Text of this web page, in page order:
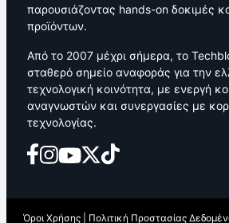
παρουσιάζοντας hands-on δοκιμές
προϊόντων.
Από το 2007 μέχρι σήμερα, το
σταθερό σημείο αναφοράς για την
τεχνολογική κοινότητα, με ενεργή
αναγνωστών και συνεργασίες με
τεχνολογίας.
Όροι Χρήσης Πολιτική Προστασίας